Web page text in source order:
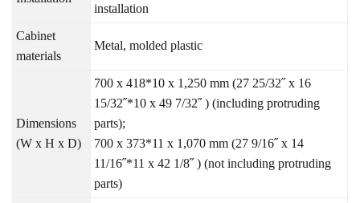
installation
Cabinet
materials
Metal, molded plastic
Dimensions
(W x H x D)
700 x 418*10 x 1,250 mm (27 25/32˝ x 16
15/32˝*10 x 49 7/32˝ ) (including protruding
parts);
700 x 373*11 x 1,070 mm (27 9/16˝ x 14
11/16˝*11 x 42 1/8˝ ) (not including protruding
parts)